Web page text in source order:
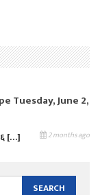
Tuesday, June 2,
2 months ago
[…]